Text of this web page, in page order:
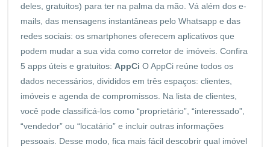
deles, gratuitos) para ter na palma da mão. Vá além dos e-
mails , das mensagens instantâneas pelo Whatsapp e das
redes sociais: os smartphones oferecem aplicativos que
podem mudar a sua vida como corretor de imóveis. Confira
5 apps úteis e gratuitos: AppCi O AppCi reúne todos os
dados necessários, divididos em três espaços: clientes,
imóveis e agenda de compromissos. Na lista de clientes,
você pode classificá-los como “proprietário”, “interessado”,
“vendedor” ou “locatário” e incluir outras informações
pessoais. Desse modo, fica mais fácil descobrir qual imóvel